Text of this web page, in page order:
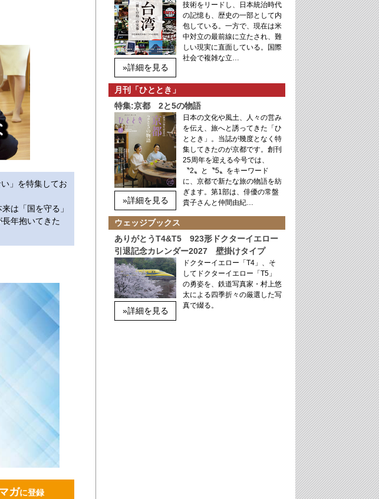
」を特集してお
は「国を守る」
年抱いてきた
ガに登録
»詳細を見る
技術をリードし、日本統治時代
の記憶も、歴史の一部として内
包している。一方で、現在は米
中対立の最前線に立たされ、難
しい現実に直面している。国際
社会で複雑な立…
月刊「ひととき」
特集:京都 2と5の物語
»詳細を見る
日本の文化や風土、人々の営み
を伝え、旅へと誘ってきた「ひ
ととき」。当誌が幾度となく特
集してきたのが京都です。創刊
25周年を迎える今号では、
〝2〟と〝5〟をキーワード
に、京都で新たな旅の物語を紡
ぎます。第1部は、俳優の常盤
貴子さんと仲間由紀…
ウェッジブックス
ありがとうT4&T5 923形ドクターイエロー
引退記念カレンダー2027 壁掛けタイプ
»詳細を見る
ドクターイエロー「T4」、そ
してドクターイエロー「T5」
の勇姿を、鉄道写真家・村上悠
太による四季折々の厳選した写
真で綴る。